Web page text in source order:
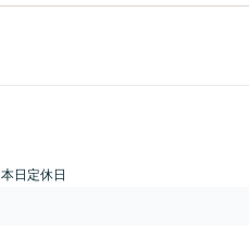
日定休日